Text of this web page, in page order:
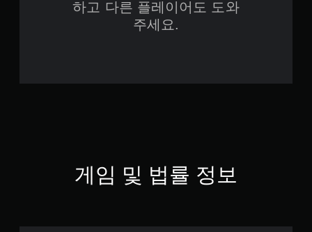
하고 다른 플레이어도 도와
주세요.
게임 및 법률 정보